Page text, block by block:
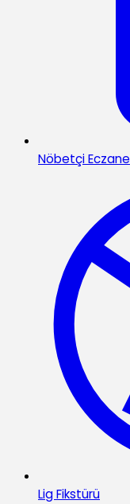
Nöbetçi Eczane
Lig Fikstürü